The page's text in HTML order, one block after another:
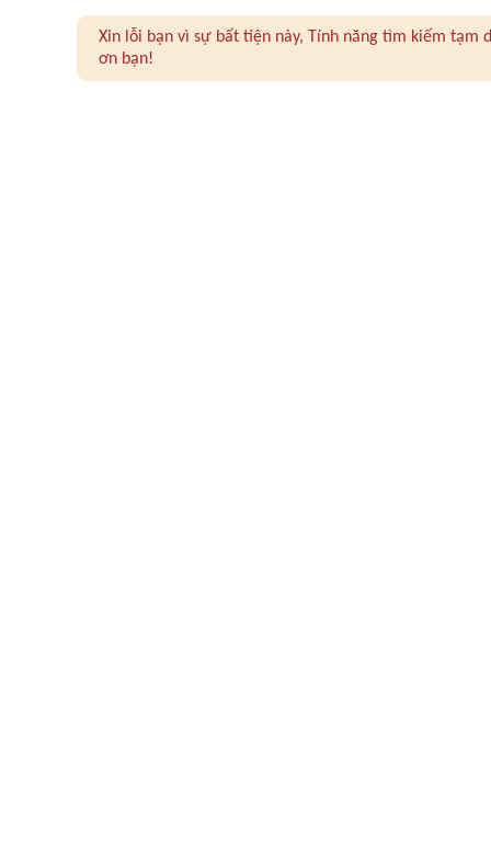
Xin lỗi bạn vì sự bất tiện này, Tính năng tìm kiếm
ơn bạn!